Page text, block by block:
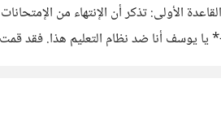
الأولى: تذكر أن الإنتهاء من الإمتحانات
يا يوسف أنا ضد نظام التعليم هذا. فقد